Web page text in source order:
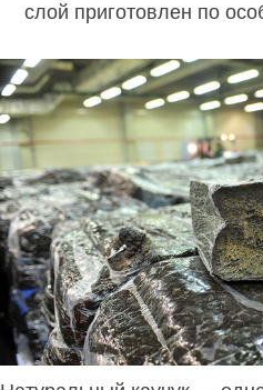
слой приготовлен по